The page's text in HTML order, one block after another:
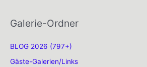
Galerie-Ordner
BLOG 2026 (797+)
Gäste-Galerien/Links